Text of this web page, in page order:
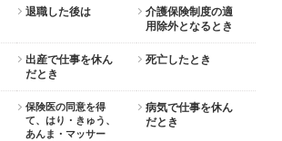
退職した後は
介護保険制度の適
用除外となるとき
出産で仕事を休ん
だとき
死亡したとき
保険医の同意を得
て、はり・きゅう、
あんま・マッサー
病気で仕事を休ん
だとき